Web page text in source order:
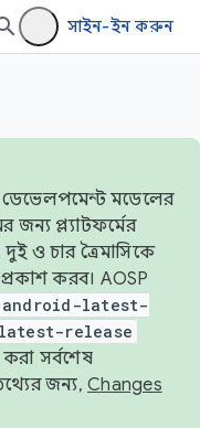
সাইন-ইন করুন
ডেভেলপমেন্ট মডেলের
জন্য প্ল্যাটফর্মের
ও চার ত্রৈমাসিকে
করব। AOSP
android-latest-
release
করা সর্বশেষ
জন্য, Changes